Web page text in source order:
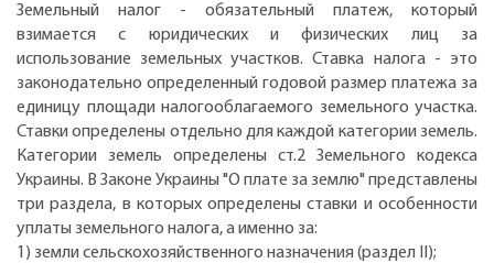
Земельный налог - обязательный платеж, который
взимается с юридических и физических лиц за
использование земельных участков. Ставка налога - это
законодательно определенный годовой размер платежа за
единицу площади налогооблагаемого земельного участка.
Ставки определены отдельно для каждой категории земель.
Категории земель определены ст.2 Земельного кодекса
Украины. В Законе Украины "О плате за землю" представлены
три раздела, в которых определены ставки и особенности
уплаты земельного налога, а именно за:
1) земли сельскохозяйственного назначения (раздел II);